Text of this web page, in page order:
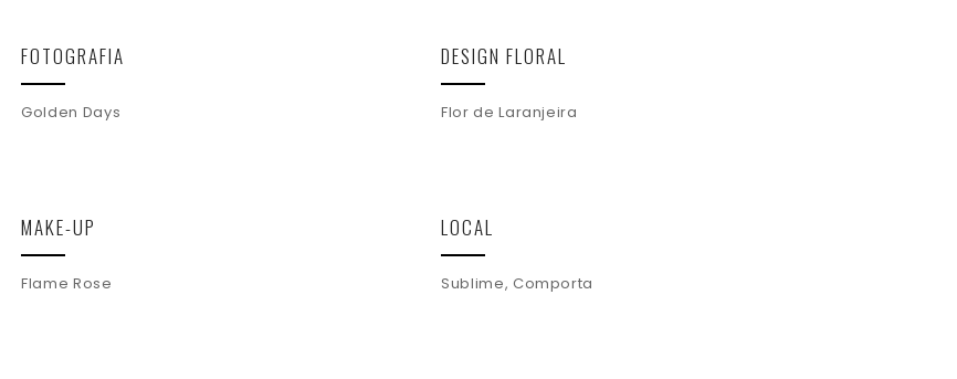
FOTOGRAFIA
Golden Days
DESIGN FLORAL
Flor de Laranjeira
MAKE-UP
Flame Rose
LOCAL
Sublime, Comporta